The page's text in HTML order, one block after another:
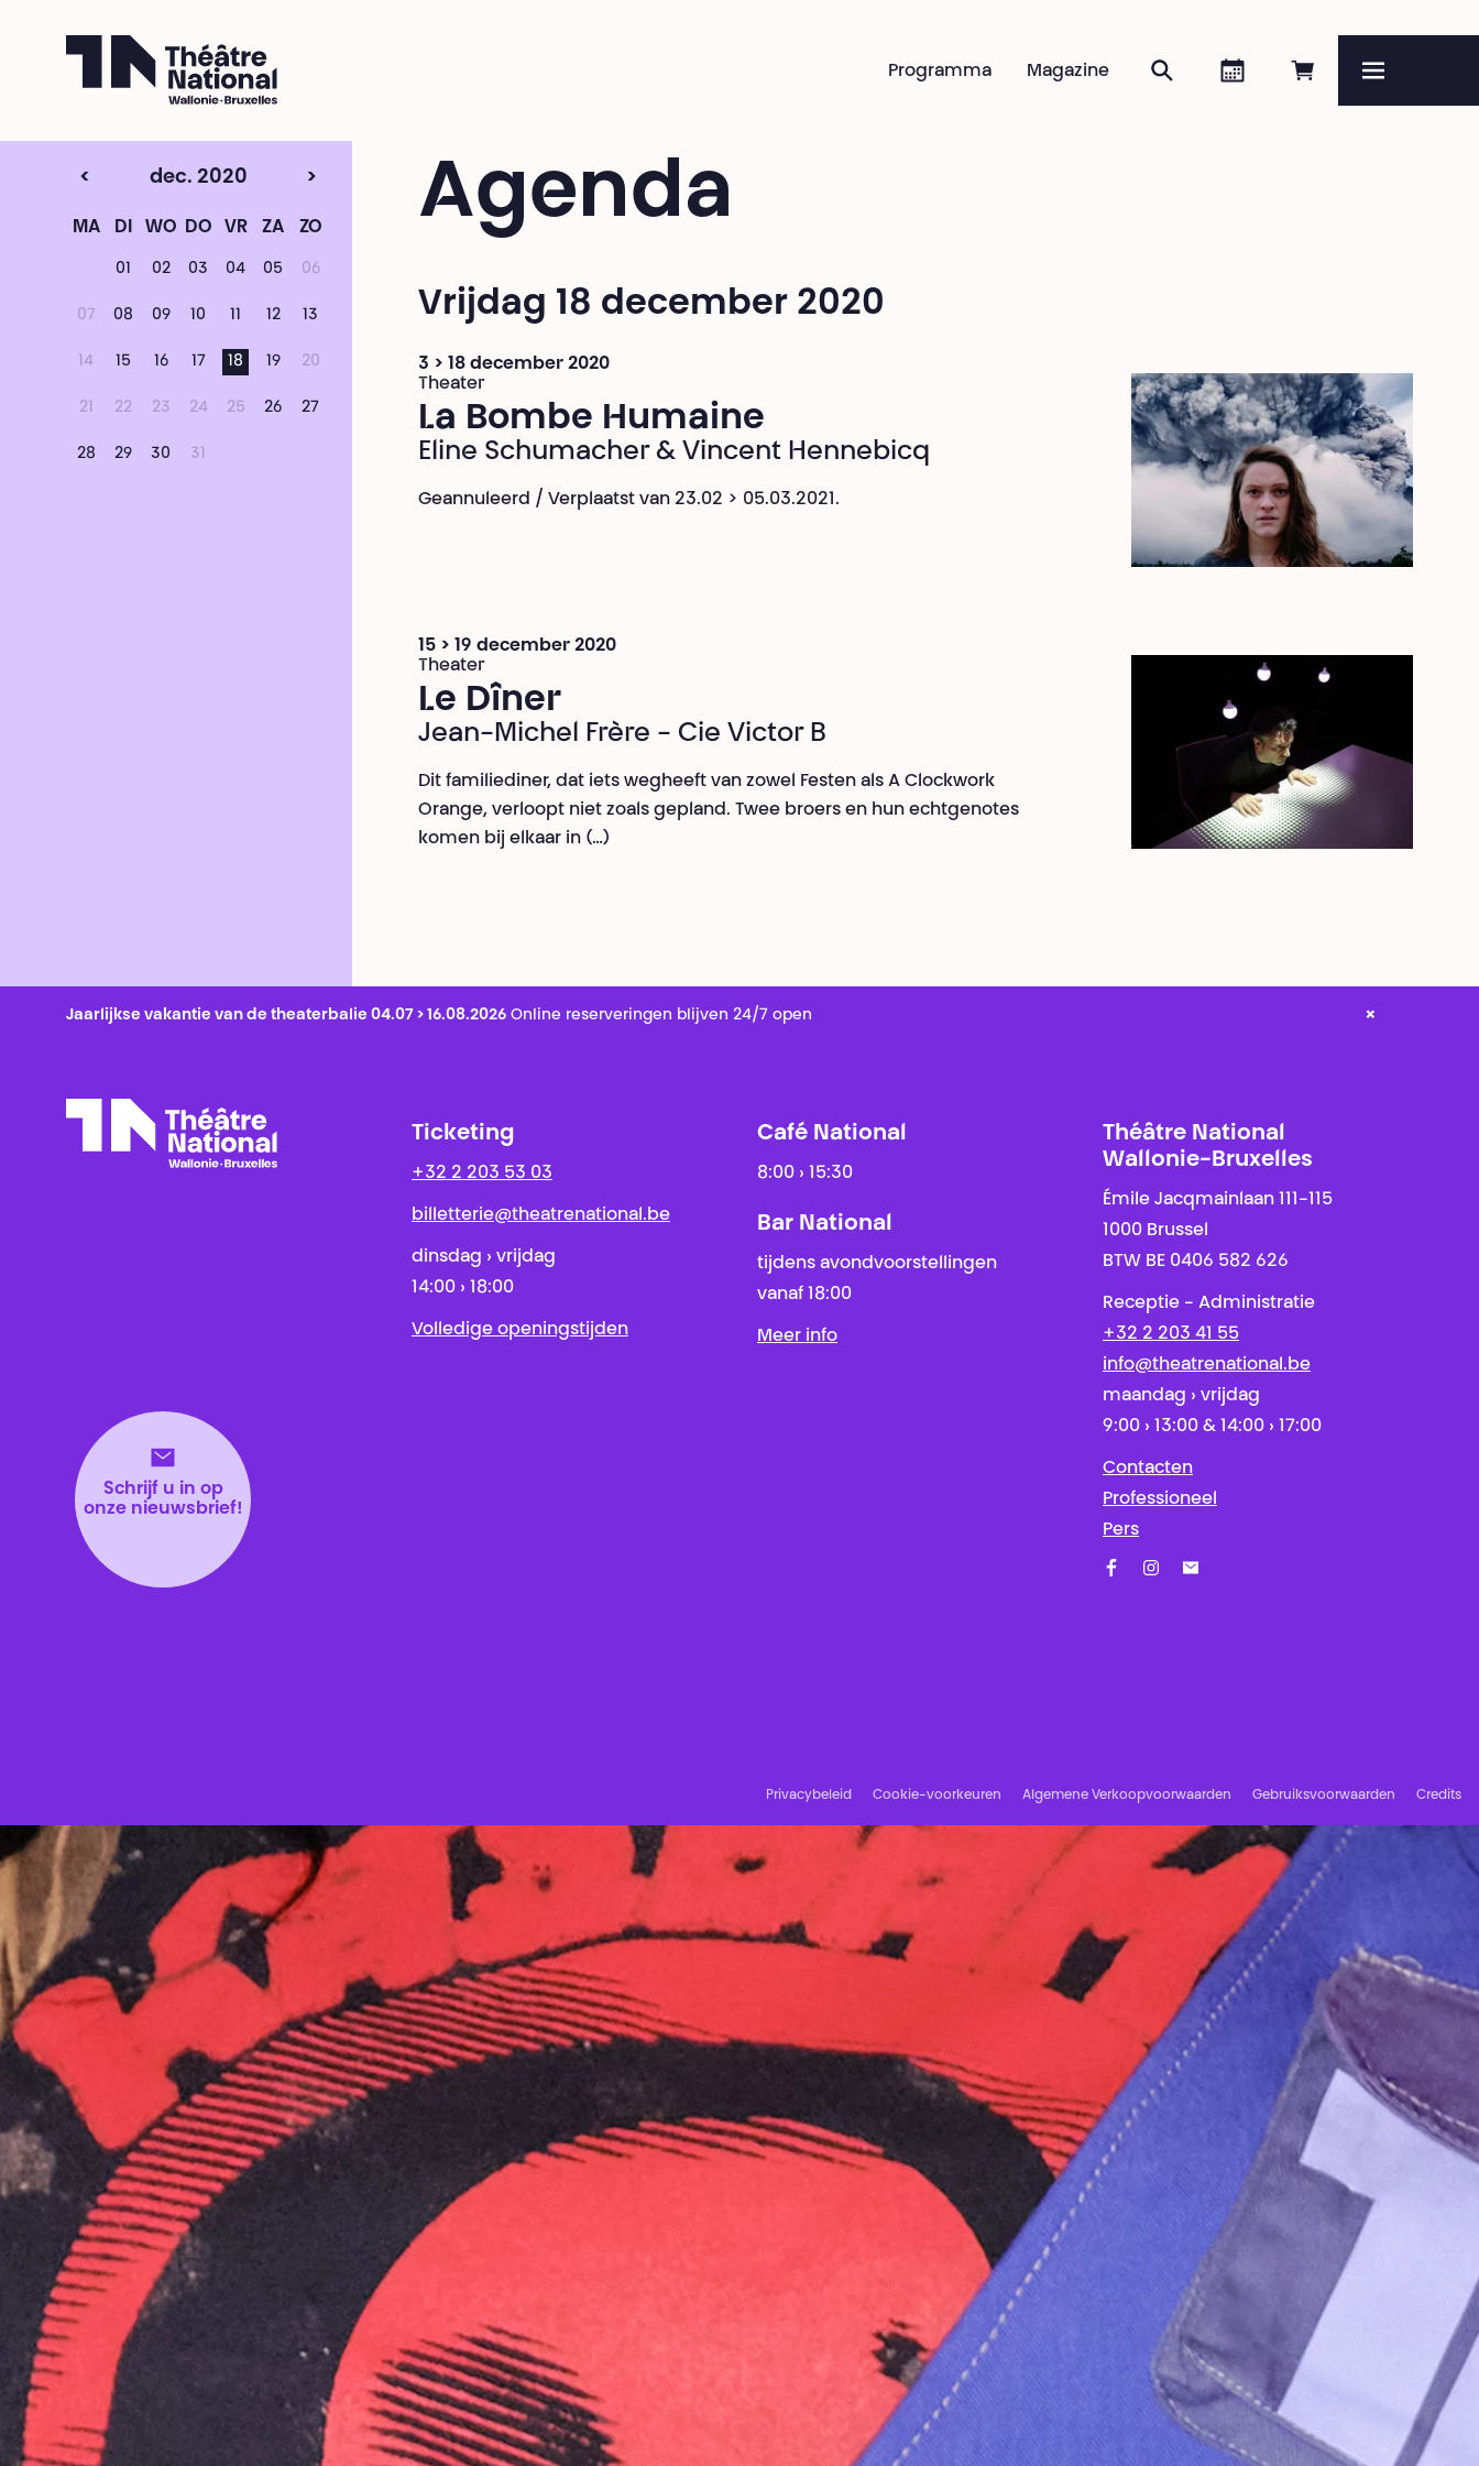
Online reserveren
Agenda
Zoeken
Magazine
Programma
Agenda
< dec. 2020 >
MA DI WO DO VR ZA ZO
01 02 03 04 05 06
07 08 09 10 11 12 13
14 15 16 17 18 19 20
21 22 23 24 25 26 27
28 29 30 31
Vrijdag 18 december 2020
3 > 18 december 2020
Theater
La Bombe Humaine
Eline Schumacher & Vincent Hennebicq
Geannuleerd / Verplaatst van 23.02 > 05.03.2021.
15 > 19 december 2020
Theater
Le Dîner
Jean-Michel Frère - Cie Victor B
Dit familiediner, dat iets wegheeft van zowel Festen als A Clockwork
Orange, verloopt niet zoals gepland. Twee broers en hun echtgenotes
komen bij elkaar in (…)
Jaarlijkse vakantie van de theaterbalie 04.07 > 16.08.2026 Online reserveringen blijven 24/7 open ×
Schrijf u in op
onze nieuwsbrief!
Ticketing
+32 2 203 53 03
billetterie@theatrenational.be
dinsdag › vrijdag
14:00 › 18:00
Volledige openingstijden
Café National
8:00 › 15:30
Bar National
tijdens avondvoorstellingen
vanaf 18:00
Meer info
Théâtre National
Wallonie-Bruxelles
Émile Jacqmainlaan 111-115
1000 Brussel
BTW BE 0406 582 626
Receptie - Administratie
+32 2 203 41 55
info@theatrenational.be
maandag › vrijdag
9:00 › 13:00 & 14:00 › 17:00
Contacten
Professioneel
Pers
Privacybeleid Cookie-voorkeuren Algemene Verkoopvoorwaarden Gebruiksvoorwaarden Credits